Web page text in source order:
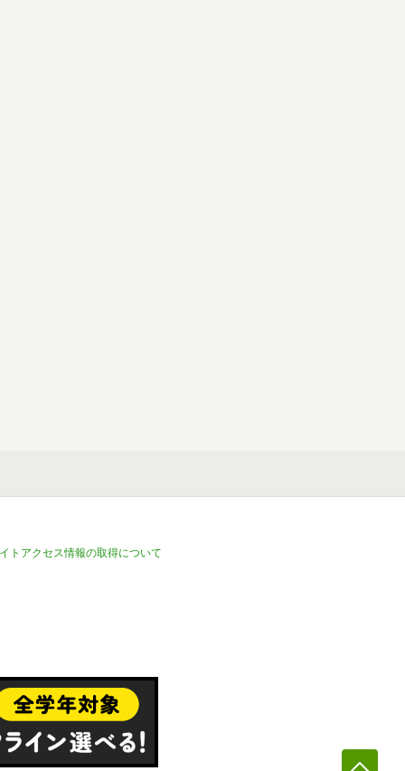
トアクセス情報の取得について